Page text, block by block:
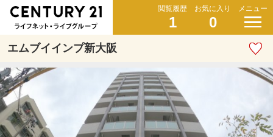
閲覧履歴
1
お気に入り
0
メニュー
エムブイインプ新大阪